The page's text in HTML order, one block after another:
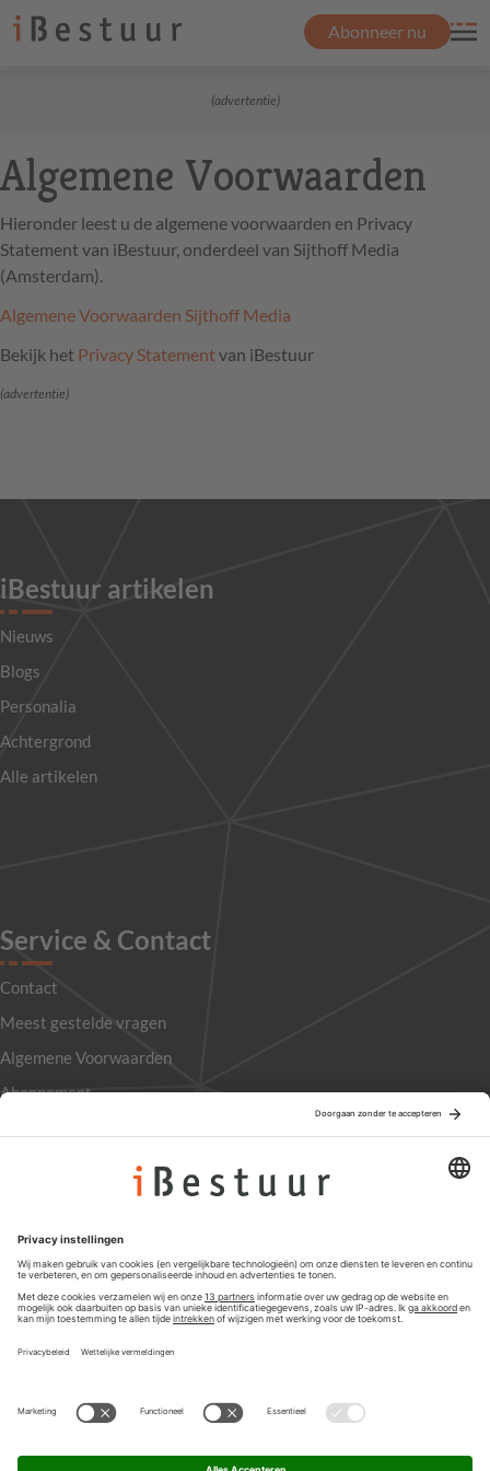
Abonneer nu
(advertentie)
Algemene Voorwaarden
Hieronder leest u de algemene voorwaarden en Privacy
Statement van iBestuur, onderdeel van Sijthoff Media
(Amsterdam).
Algemene Voorwaarden Sijthoff Media
Bekijk het Privacy Statementvan iBestuur
(advertentie)
iBestuur artikelen
Nieuws
Blogs
Personalia
Achtergrond
Alle artikelen
Service & Contact
Contact
Meest gestelde vragen
Algemene Voorwaarden
Abonnement
Privacyinstellingen